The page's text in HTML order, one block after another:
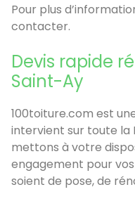
Pour plus
contacter.
Devis rapide
Saint-Ay
100toiture.com est
intervient sur toute la
mettons à votre
engagement pour
soient de pose, de